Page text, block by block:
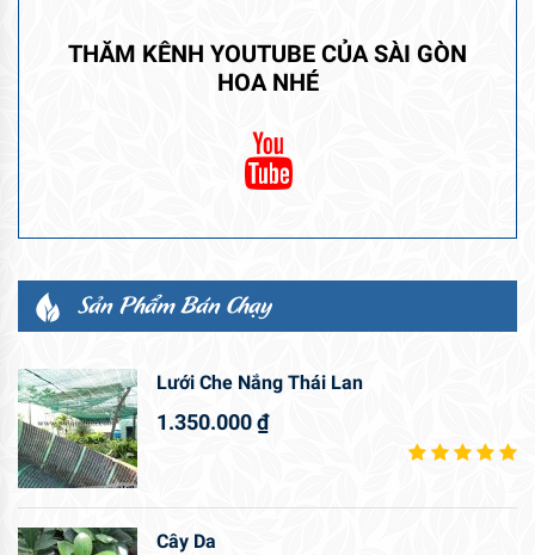
THĂM KÊNH YOUTUBE CỦA SÀI GÒN
HOA NHÉ
Sản Phẩm Bán Chạy
Lưới Che Nắng Thái Lan
1.350.000₫
Cây Da